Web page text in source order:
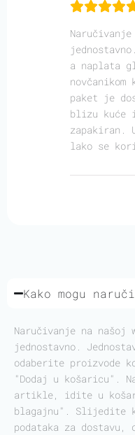
a naplata
paket je
blizu kuće
zapakiran.
lako se
Kako mogu
Naručivanje na
jednostavno.
odaberite proizvode
"Dodaj u košaricu".
artikle, idite u
blagajnu". Slijedite
podataka za